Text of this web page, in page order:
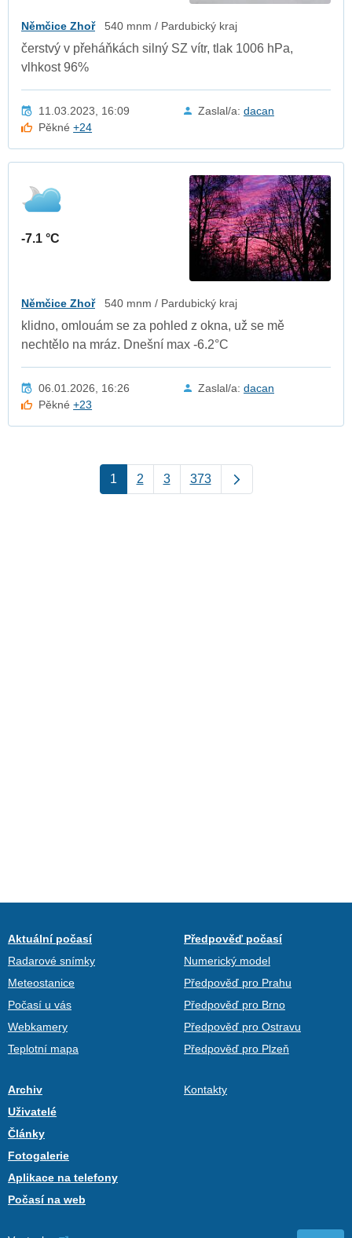
Němčice Zhoř 540 mnm / Pardubický kraj
čerstvý v přeháňkách silný SZ vítr, tlak 1006 hPa,
vlhkost 96%
11.03.2023, 16:09 Zaslal/a: dacan
Pěkné+24
-7.1 °C
Němčice Zhoř 540 mnm / Pardubický kraj
klidno, omlouám se za pohled z okna, už se mě
nechtělo na mráz. Dnešní max -6.2°C
06.01.2026, 16:26 Zaslal/a: dacan
Pěkné+23
1 2 3 373
Aktuální počasí
Radarové snímky
Meteostanice
Počasí u vás
Webkamery
Teplotní mapa
Předpověď počasí
Numerický model
Předpověď pro Prahu
Předpověď pro Brno
Předpověď pro Ostravu
Předpověď pro Plzeň
Archiv
Uživatelé
Články
Fotogalerie
Aplikace na telefony
Počasí na web
Kontakty